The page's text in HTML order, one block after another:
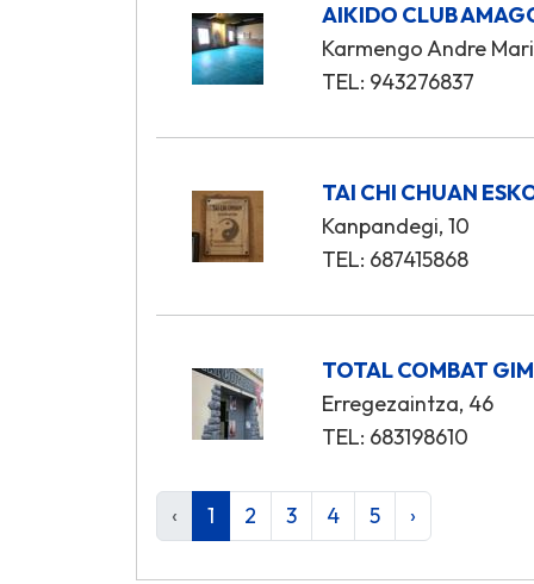
AIKIDO CLUB
Karmengo Andre
TEL: 943276837
TAI CHI CHUAN
Kanpandegi, 10
TEL: 687415868
TOTAL COMBAT
Erregezaintza, 46
TEL: 683198610
‹ 1 2 3 4 5 ›